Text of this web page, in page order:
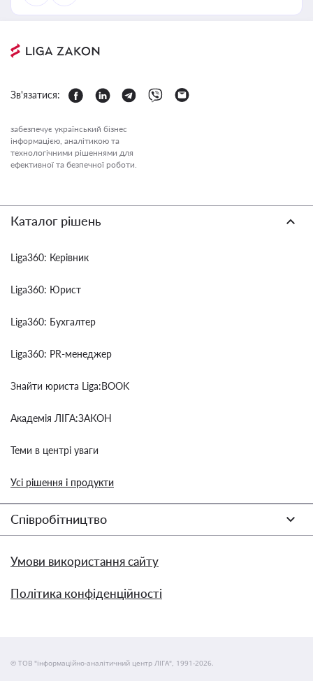
Зв'язатися:
забезпечує український бізнес
інформацією, аналітикою та
технологічними рішеннями для
ефективної та безпечної роботи.
Каталог рішень
Liga360: Керівник
Liga360: Юрист
Liga360: Бухгалтер
Liga360: PR-менеджер
Знайти юриста Liga:BOOK
Академія ЛІГА:ЗАКОН
Теми в центрі уваги
Усі рішення і продукти
Співробітництво
Умови використання сайту
Політика конфіденційності
© ТОВ "інформаційно-аналітичний центр ЛІГА", 1991-2026.